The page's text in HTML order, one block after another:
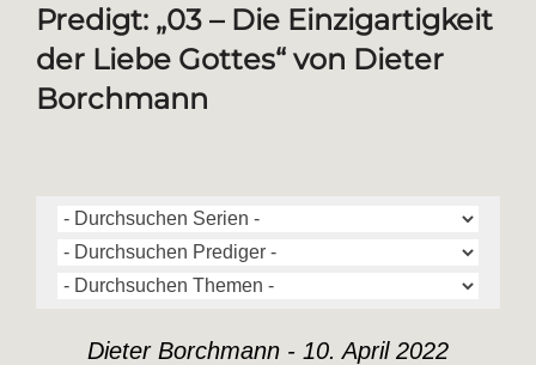
Predigt: „03 – Die Einzigartigkeit
der Liebe Gottes“ von Dieter
Borchmann
Dieter Borchmann - 10. April 2022